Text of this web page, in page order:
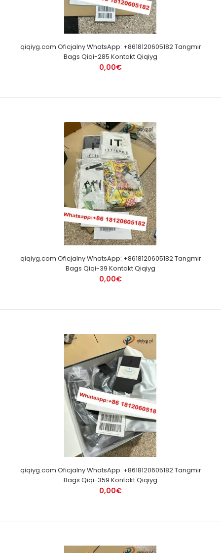
qiqiyg.com Oficjalny WhatsApp: +8618120605182 Tangmir
Bags Qiqi-285 Kontakt Qiqiyg
0,00€
qiqiyg.com Oficjalny WhatsApp: +8618120605182 Tangmir
Bags Qiqi-39 Kontakt Qiqiyg
0,00€
qiqiyg.com Oficjalny WhatsApp: +8618120605182 Tangmir
Bags Qiqi-359 Kontakt Qiqiyg
0,00€